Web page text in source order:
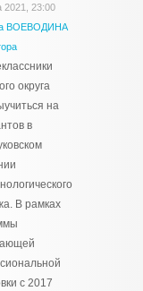
2021, 23:00
ВОЕВОДИНА
округа
на
в
В рамках
с 2017